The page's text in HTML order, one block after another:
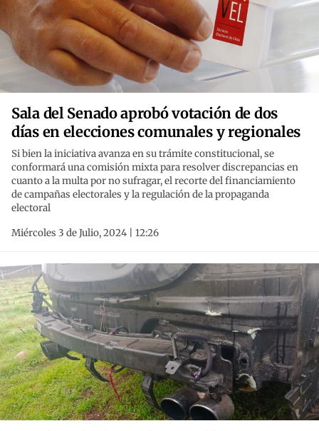
Sala del Senado aprobó votación de dos
días en elecciones comunales y regionales
Si bien la iniciativa avanza en su trámite constitucional, se
conformará una comisión mixta para resolver discrepancias en
cuanto a la multa por no sufragar, el recorte del financiamiento
de campañas electorales y la regulación de la propaganda
electoral
Miércoles 3 de Julio, 2024 | 12:26